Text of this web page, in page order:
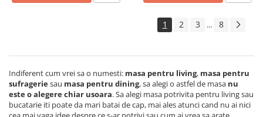
1 2 3 ... 8
Indiferent cum vrei sa o numesti: masa pentru living, masa pentru
sufrageriesau masa pentru dining, sa alegi o astfel de masa nu
este o alegere chiar usoara.Sa alegi masa potrivita pentru living sau
bucatarie iti poate da mari batai de cap, mai ales atunci cand nu ai nici